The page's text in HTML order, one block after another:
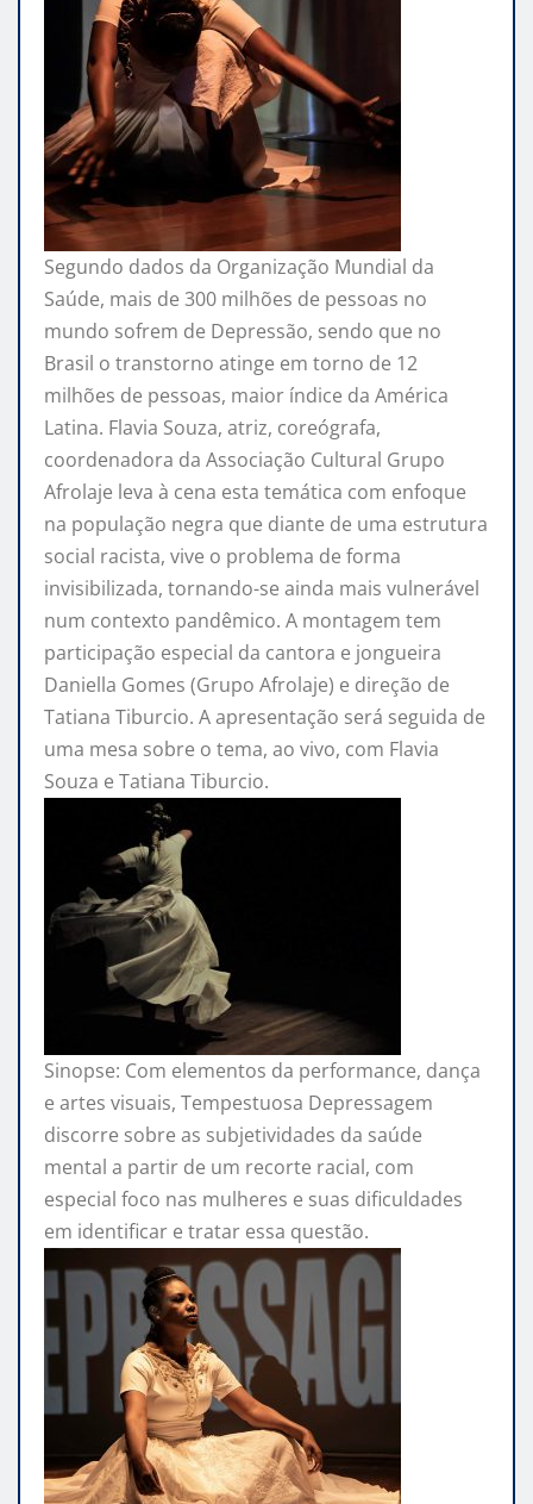
Segundo dados da Organização Mundial da
Saúde, mais de 300 milhões de pessoas no
mundo sofrem de Depressão, sendo que no
Brasil o transtorno atinge em torno de 12
milhões de pessoas, maior índice da América
Latina. Flavia Souza, atriz, coreógrafa,
coordenadora da Associação Cultural Grupo
Afrolaje leva à cena esta temática com enfoque
na população negra que diante de uma estrutura
social racista, vive o problema de forma
invisibilizada, tornando-se ainda mais vulnerável
num contexto pandêmico. A montagem tem
participação especial da cantora e jongueira
Daniella Gomes (Grupo Afrolaje) e direção de
Tatiana Tiburcio. A apresentação será seguida de
uma mesa sobre o tema, ao vivo, com Flavia
Souza e Tatiana Tiburcio.
Sinopse: Com elementos da performance, dança
e artes visuais, Tempestuosa Depressagem
discorre sobre as subjetividades da saúde
mental a partir de um recorte racial, com
especial foco nas mulheres e suas dificuldades
em identificar e tratar essa questão.